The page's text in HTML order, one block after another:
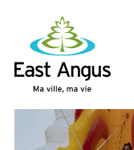
content